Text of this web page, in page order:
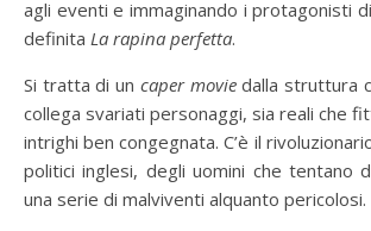
agli eventi e immaginando i protagonisti
definita La rapina perfetta.
Si tratta di un caper moviedalla struttura
collega svariati personaggi, sia reali che
intrighi ben congegnata. C’è il
politici inglesi, degli uomini che tentano
una serie di malviventi alquanto pericolosi.